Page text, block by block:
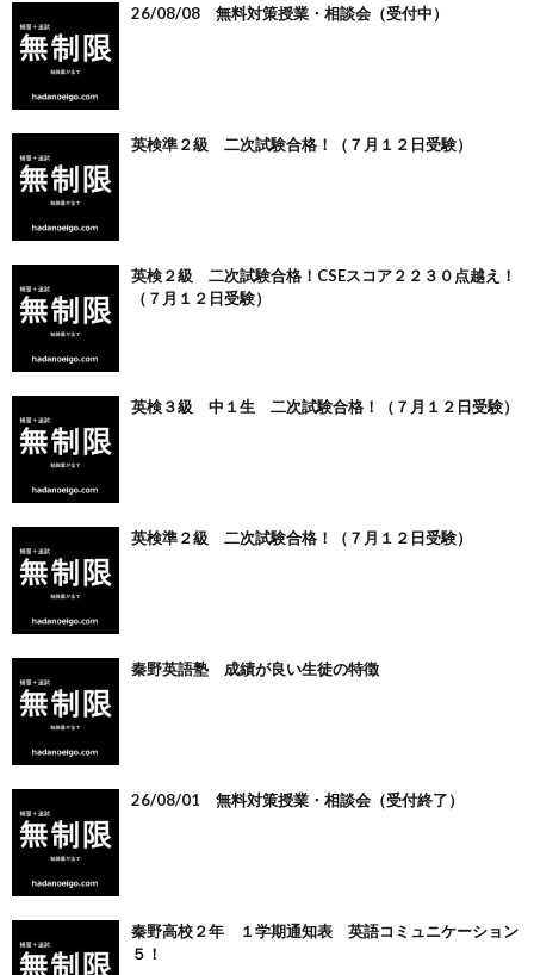
26/08/08 無料対策授業・相談会（受付中）
英検準２級 二次試験合格！（７月１２日受験）
英検２級 二次試験合格！CSEスコア２２３０点越え！
（７月１２日受験）
英検３級 中１生 二次試験合格！（７月１２日受験）
英検準２級 二次試験合格！（７月１２日受験）
秦野英語塾 成績が良い生徒の特徴
26/08/01 無料対策授業・相談会（受付終了）
秦野高校２年 １学期通知表 英語コミュニケーション
５！